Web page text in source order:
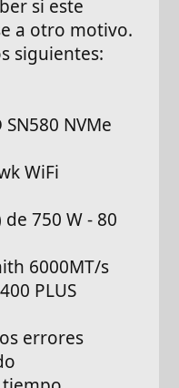
si este
a otro motivo.
siguientes:
NVMe
WiFi
750 W - 80
6000MT/s
PLUS
errores